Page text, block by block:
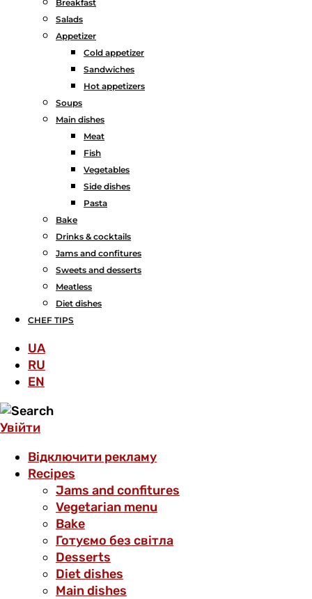
Breakfast
Salads
Аppetizer
Cold appetizer
Sandwiches
Hot appetizers
Soups
Main dishes
Meat
Fish
Vegetables
Side dishes
Pasta
Bake
Drinks & cocktails
Jams and confitures
Sweets and desserts
Meatless
Diet dishes
CHEF TIPS
UA
RU
EN
Увійти
Відключити рекламу
Recipes
Jams and confitures
Vegetarian menu
Bake
Готуємо без світла
Desserts
Diet dishes
Main dishes